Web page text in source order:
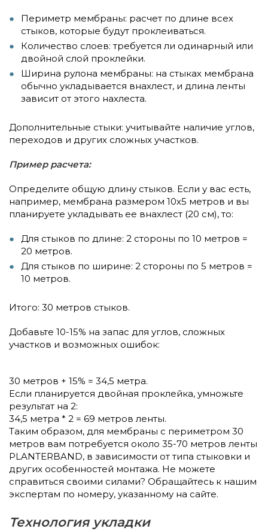
Периметр мембраны: расчет по длине всех
стыков, которые будут проклеиваться.
Количество слоев: требуется ли одинарный или
двойной слой проклейки.
Ширина рулона мембраны: на стыках мембрана
обычно укладывается внахлест, и длина ленты
зависит от этого нахлеста.
Дополнительные стыки: учитывайте наличие углов,
переходов и других сложных участков.
Пример расчета:
Определите общую длину стыков. Если у вас есть,
например, мембрана размером 10х5 метров и вы
планируете укладывать ее внахлест (20 см), то:
Для стыков по длине: 2 стороны по 10 метров =
20 метров.
Для стыков по ширине: 2 стороны по 5 метров =
10 метров.
Итого: 30 метров стыков.
Добавьте 10-15% на запас для углов, сложных
участков и возможных ошибок:
30 метров + 15% = 34,5 метра.
Если планируется двойная проклейка, умножьте
результат на 2:
34,5 метра * 2 = 69 метров ленты.
Таким образом, для мембраны с периметром 30
метров вам потребуется около 35-70 метров ленты
PLANTERBAND, в зависимости от типа стыковки и
других особенностей монтажа. Не можете
справиться своими силами? Обращайтесь к нашим
экспертам по номеру, указанному на сайте.
Технология укладки